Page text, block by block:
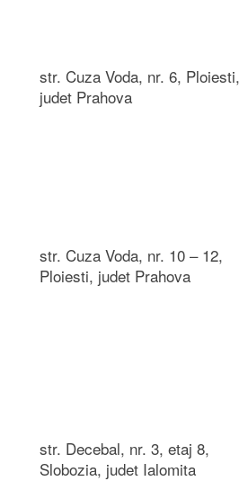
str. Cuza Voda, nr. 6, Ploiesti,
judet Prahova
str. Cuza Voda, nr. 10 – 12,
Ploiesti, judet Prahova
str. Decebal, nr. 3, etaj 8,
Slobozia, judet Ialomita